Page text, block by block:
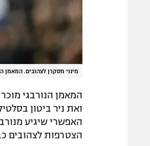
מינוי מסקרן לצהובים. המאמן
המאמן הנורבגי
ואת ניר ביטון
האפשרי שיגיע
הצטרפות לצהובים